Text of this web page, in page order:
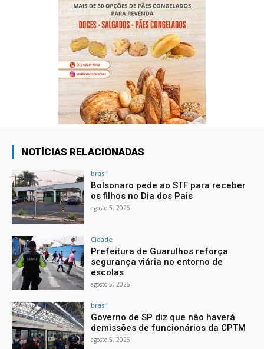
NOTÍCIAS RELACIONADAS
brasil
Bolsonaro pede ao STF para receber
os filhos no Dia dos Pais
agosto 5, 2026
Cidade
Prefeitura de Guarulhos reforça
segurança viária no entorno de
escolas
agosto 5, 2026
brasil
Governo de SP diz que não haverá
demissões de funcionários da CPTM
agosto 5, 2026